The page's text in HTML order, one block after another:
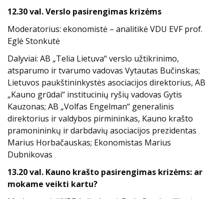
12.30 val. Verslo pasirengimas krizėms
Moderatorius: ekonomistė – analitikė VDU EVF prof.
Eglė Stonkutė
Dalyviai: AB „Telia Lietuva“ verslo užtikrinimo,
atsparumo ir tvarumo vadovas Vytautas Bučinskas;
Lietuvos paukštininkystės asociacijos direktorius, AB
„Kauno grūdai“ institucinių ryšių vadovas Gytis
Kauzonas; AB „Volfas Engelman“ generalinis
direktorius ir valdybos pirmininkas, Kauno krašto
pramonininkų ir darbdavių asociacijos prezidentas
Marius Horbačauskas; Ekonomistas Marius
Dubnikovas
13.20 val. Kauno krašto pasirengimas krizėms: ar
mokame veikti kartu?